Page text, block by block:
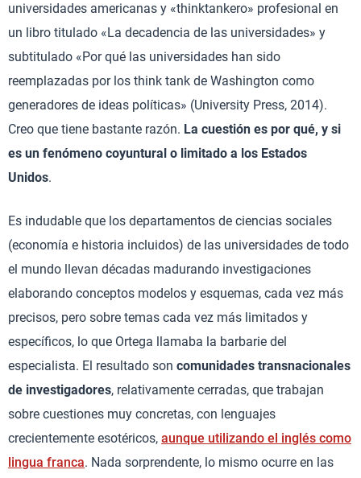
universidades americanas y «thinktankero» profesional en
un libro titulado «La decadencia de las universidades» y
subtitulado «Por qué las universidades han sido
reemplazadas por los think tank de Washington como
generadores de ideas políticas» (University Press, 2014).
Creo que tiene bastante razón. La cuestión es por qué, y si
es un fenómeno coyuntural o limitado a los Estados
Unidos.
Es indudable que los departamentos de ciencias sociales
(economía e historia incluidos) de las universidades de todo
el mundo llevan décadas madurando investigaciones
elaborando conceptos modelos y esquemas, cada vez más
precisos, pero sobre temas cada vez más limitados y
específicos, lo que Ortega llamaba la barbarie del
especialista. El resultado son comunidades transnacionales
de investigadores, relativamente cerradas, que trabajan
sobre cuestiones muy concretas, con lenguajes
crecientemente esotéricos, aunque utilizando el inglés como
lingua franca. Nada sorprendente, lo mismo ocurre en las